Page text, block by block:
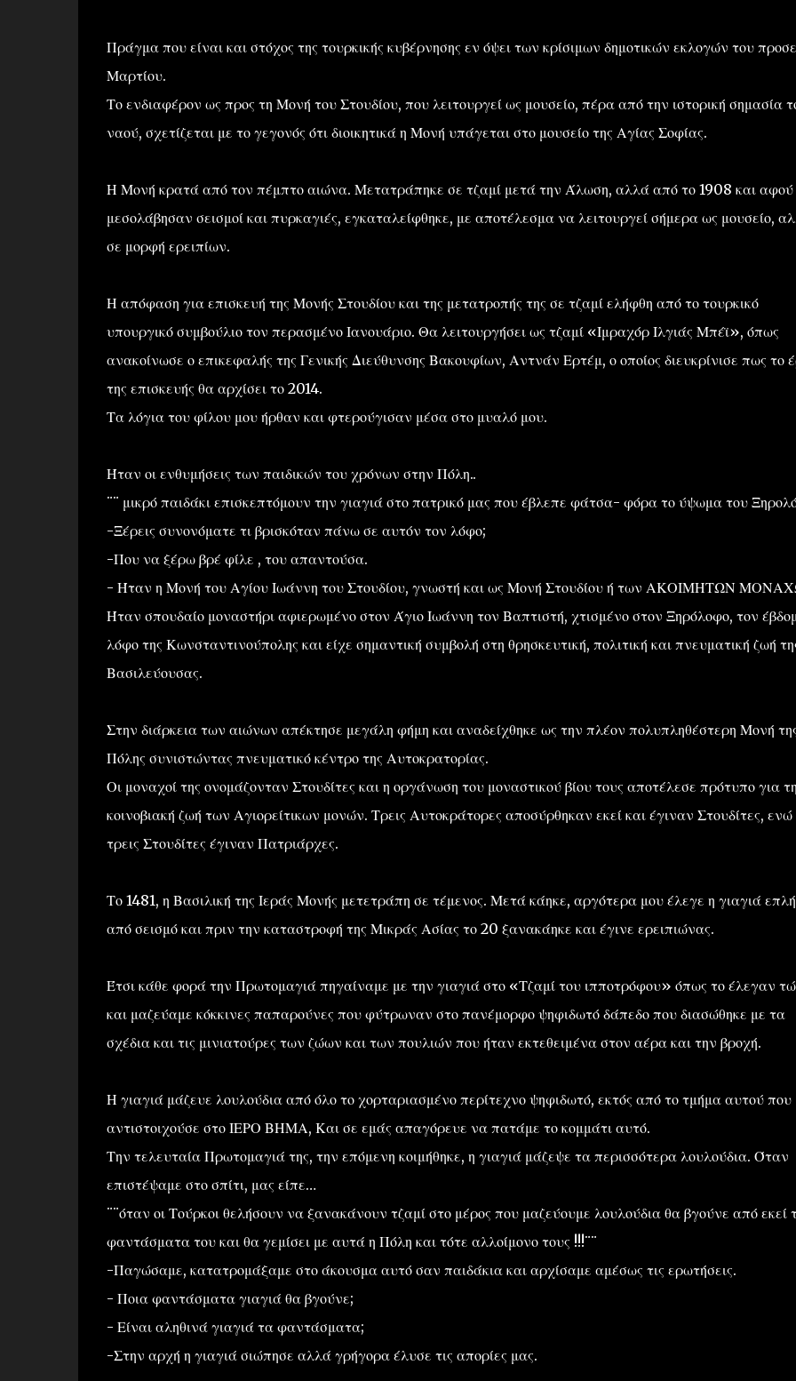
Πράγμα που είναι και στόχος της τουρκικής κυβέρνησης εν όψει των κρίσιμων δημοτικών εκλογών του
Μαρτίου.
Το ενδιαφέρον ως προς τη Μονή του Στουδίου, που λειτουργεί ως μουσείο, πέρα από την ιστορική σημασία
ναού, σχετίζεται με το γεγονός ότι διοικητικά η Μονή υπάγεται στο μουσείο της Αγίας Σοφίας.
Η Μονή κρατά από τον πέμπτο αιώνα. Μετατράπηκε σε τζαμί μετά την Άλωση, αλλά από το 1908 και αφού
μεσολάβησαν σεισμοί και πυρκαγιές, εγκαταλείφθηκε, με αποτέλεσμα να λειτουργεί σήμερα ως μουσείο,
σε μορφή ερειπίων.
Η απόφαση για επισκευή της Μονής Στουδίου και της μετατροπής της σε τζαμί ελήφθη από το τουρκικό
υπουργικό συμβούλιο τον περασμένο Ιανουάριο. Θα λειτουργήσει ως τζαμί «Ιμραχόρ Ιλγιάς Μπέϊ», όπως
ανακοίνωσε ο επικεφαλής της Γενικής Διεύθυνσης Βακουφίων, Αντνάν Ερτέμ, ο οποίος διευκρίνισε πως το
της επισκευής θα αρχίσει το 2014.
Τα λόγια του φίλου μου ήρθαν και φτερούγισαν μέσα στο μυαλό μου.
Ήταν οι ενθυμήσεις των παιδικών του χρόνων στην Πόλη..
¨¨ μικρό παιδάκι επισκεπτόμουν την γιαγιά στο πατρικό μας που έβλεπε φάτσα- φόρα το ύψωμα του
-Ξέρεις συνονόματε τι βρισκόταν πάνω σε αυτόν τον λόφο;
-Που να ξέρω βρέ φίλε , του απαντούσα.
- Ήταν η Μονή του Αγίου Ιωάννη του Στουδίου, γνωστή και ως Μονή Στουδίου ή των ΑΚΟΙΜΗΤΩΝ
Ήταν σπουδαίο μοναστήρι αφιερωμένο στον Άγιο Ιωάννη τον Βαπτιστή, χτισμένο στον Ξηρόλοφο, τον
λόφο της Κωνσταντινούπολης και είχε σημαντική συμβολή στη θρησκευτική, πολιτική και πνευματική ζωή
Βασιλεύουσας.
Στην διάρκεια των αιώνων απέκτησε μεγάλη φήμη και αναδείχθηκε ως την πλέον πολυπληθέστερη Μονή
Πόλης συνιστώντας πνευματικό κέντρο της Αυτοκρατορίας.
Οι μοναχοί της ονομάζονταν Στουδίτες και η οργάνωση του μοναστικού βίου τους αποτέλεσε πρότυπο για
κοινοβιακή ζωή των Αγιορείτικων μονών. Τρεις Αυτοκράτορες αποσύρθηκαν εκεί και έγιναν Στουδίτες, ενώ
τρεις Στουδίτες έγιναν Πατριάρχες.
Το 1481, η Βασιλική της Ιεράς Μονής μετετράπη σε τέμενος. Μετά κάηκε, αργότερα μου έλεγε η γιαγιά
από σεισμό και πριν την καταστροφή της Μικράς Ασίας το 20 ξανακάηκε και έγινε ερειπιώνας.
Έτσι κάθε φορά την Πρωτομαγιά πηγαίναμε με την γιαγιά στο «Τζαμί του ιπποτρόφου» όπως το έλεγαν
και μαζεύαμε κόκκινες παπαρούνες που φύτρωναν στο πανέμορφο ψηφιδωτό δάπεδο που διασώθηκε με τα
σχέδια και τις μινιατούρες των ζώων και των πουλιών που ήταν εκτεθειμένα στον αέρα και την βροχή.
Η γιαγιά μάζευε λουλούδια από όλο το χορταριασμένο περίτεχνο ψηφιδωτό, εκτός από το τμήμα αυτού που
αντιστοιχούσε στο ΙΕΡΟ ΒΗΜΑ, Και σε εμάς απαγόρευε να πατάμε το κομμάτι αυτό.
Την τελευταία Πρωτομαγιά της, την επόμενη κοιμήθηκε, η γιαγιά μάζεψε τα περισσότερα λουλούδια. Όταν
επιστέψαμε στο σπίτι, μας είπε…
¨¨όταν οι Τούρκοι θελήσουν να ξανακάνουν τζαμί στο μέρος που μαζεύουμε λουλούδια θα βγούνε από εκεί
φαντάσματα του και θα γεμίσει με αυτά η Πόλη και τότε αλλοίμονο τους !!!¨¨
-Παγώσαμε, κατατρομάξαμε στο άκουσμα αυτό σαν παιδάκια και αρχίσαμε αμέσως τις ερωτήσεις.
- Ποια φαντάσματα γιαγιά θα βγούνε;
- Είναι αληθινά γιαγιά τα φαντάσματα;
-Στην αρχή η γιαγιά σιώπησε αλλά γρήγορα έλυσε τις απορίες μας.